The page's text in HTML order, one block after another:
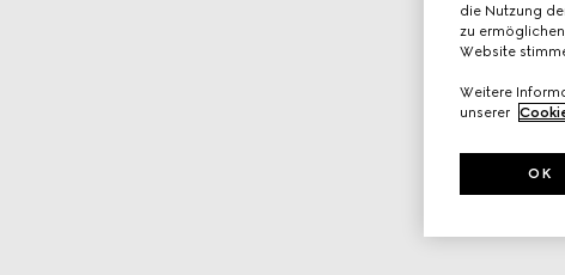
die Nutzung
zu
Website
Weitere
unserer
OK